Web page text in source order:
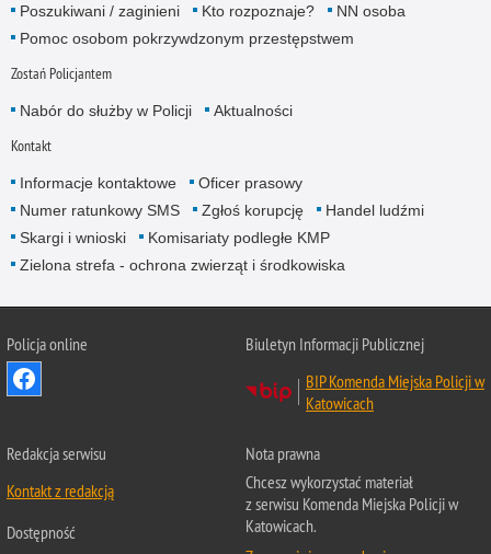
Poszukiwani / zaginieni Kto rozpoznaje?
NN osoba
Pomoc osobom pokrzywdzonym przestępstwem
Zostań Policjantem
Nabór do służby w Policji Aktualności
Kontakt
Informacje kontaktowe
Oficer prasowy
Numer ratunkowy SMS
Zgłoś korupcję
Handel ludźmi
Skargi i wnioski
Komisariaty podległe KMP
Zielona strefa - ochrona zwierząt i środkowiska
Policja online
Biuletyn Informacji Publicznej
BIP Komenda Miejska Policji w
Katowicach
Redakcja serwisu
Kontakt z redakcją
Dostępność
Nota prawna
Chcesz wykorzystać materiał
z serwisu Komenda Miejska Policji w
Katowicach.